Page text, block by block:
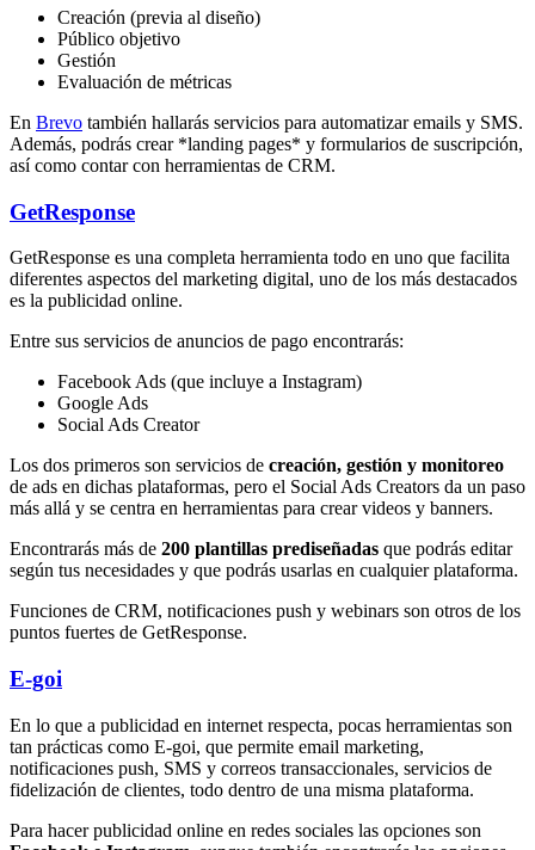
Creación (previa al diseño)
Público objetivo
Gestión
Evaluación de métricas
En Brevo también hallarás servicios para automatizar emails y SMS.
Además, podrás crear *landing pages* y formularios de suscripción,
así como contar con herramientas de CRM.
GetResponse
GetResponse es una completa herramienta todo en uno que facilita
diferentes aspectos del marketing digital, uno de los más destacados
es la publicidad online.
Entre sus servicios de anuncios de pago encontrarás:
Facebook Ads (que incluye a Instagram)
Google Ads
Social Ads Creator
Los dos primeros son servicios de creación, gestión y monitoreo
de ads en dichas plataformas, pero el Social Ads Creators da un paso
más allá y se centra en herramientas para crear videos y banners.
Encontrarás más de 200 plantillas prediseñadas que podrás editar
según tus necesidades y que podrás usarlas en cualquier plataforma.
Funciones de CRM, notificaciones push y webinars son otros de los
puntos fuertes de GetResponse.
E-goi
En lo que a publicidad en internet respecta, pocas herramientas son
tan prácticas como E-goi, que permite email marketing,
notificaciones push, SMS y correos transaccionales, servicios de
fidelización de clientes, todo dentro de una misma plataforma.
Para hacer publicidad online en redes sociales las opciones son